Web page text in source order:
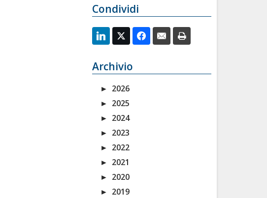
Condividi
Archivio
► 2026
► 2025
► 2024
► 2023
► 2022
► 2021
► 2020
► 2019